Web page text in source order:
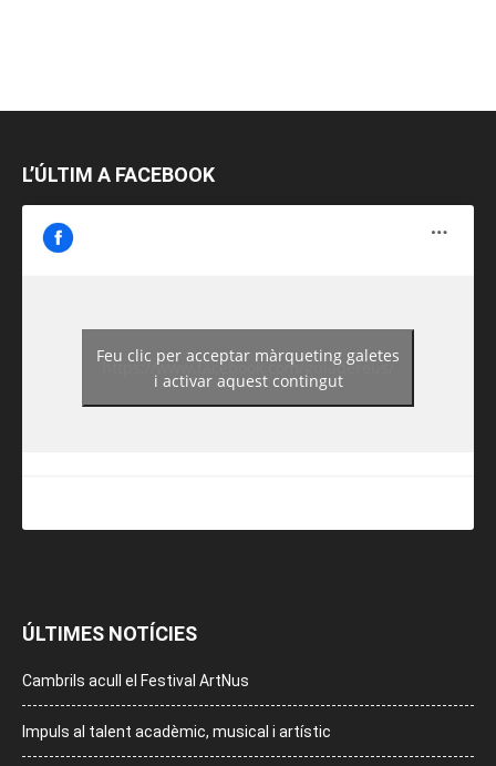
L’ÚLTIM A FACEBOOK
https://www.facebook.com/guiadereus/
Feu clic per acceptar màrqueting galetes
i activar aquest contingut
ÚLTIMES NOTÍCIES
Cambrils acull el Festival ArtNus
Impuls al talent acadèmic, musical i artístic